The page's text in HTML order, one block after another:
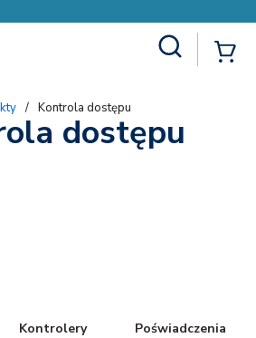
/ Kontrola dostępu
dostępu
Kontrolery Poświadczenia